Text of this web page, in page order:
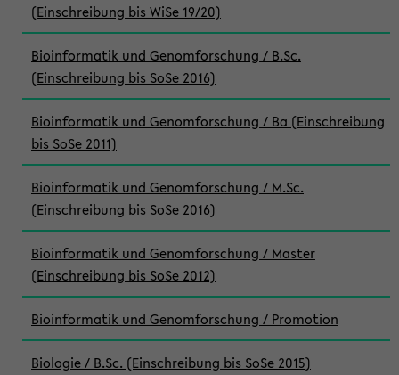
(Einschreibung bis WiSe 19/20)
Bioinformatik und Genomforschung / B.Sc.
(Einschreibung bis SoSe 2016)
Bioinformatik und Genomforschung / Ba (Einschreibung
bis SoSe 2011)
Bioinformatik und Genomforschung / M.Sc.
(Einschreibung bis SoSe 2016)
Bioinformatik und Genomforschung / Master
(Einschreibung bis SoSe 2012)
Bioinformatik und Genomforschung / Promotion
Biologie / B.Sc. (Einschreibung bis SoSe 2015)